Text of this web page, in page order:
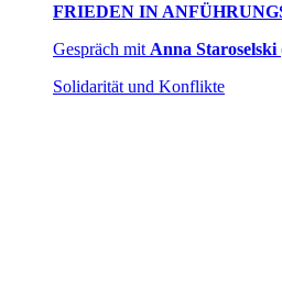
FRIEDEN IN
Gespräch mit Anna Staroselski
Solidarität und Konflikte